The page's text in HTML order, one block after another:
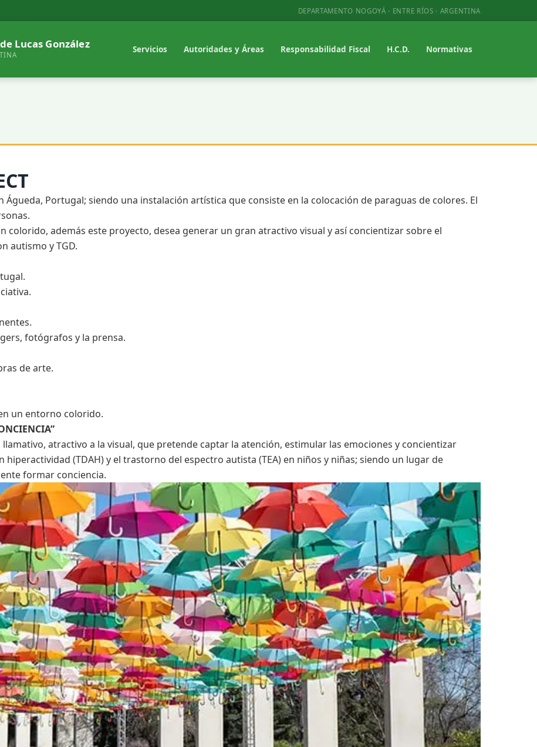
DEPARTAMENTO NOGOYÁ · ENTRE RÍOS · ARGENTINA
Lucas González Servicios Autoridades y Áreas Responsabilidad Fiscal H.C.D. Normativas
Águeda, Portugal; siendo una instalación artística que consiste en la colocación de paraguas de colores. El
colorido, además este proyecto, desea generar un gran atractivo visual y así concientizar sobre el
autismo y TGD.
fotógrafos y la prensa.
de arte.
un entorno colorido.
llamativo, atractivo a la visual, que pretende captar la atención, estimular las emociones y concientizar
(TDAH) y el trastorno del espectro autista (TEA) en niños y niñas; siendo un lugar de
formar conciencia.